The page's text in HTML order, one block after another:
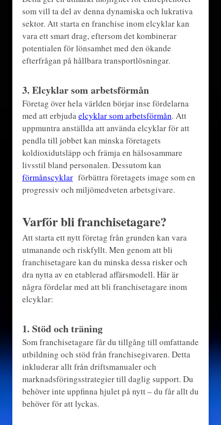
som vill ta del av denna dynamiska och lukrativa
sektor. Att starta en franchise inom elcyklar kan
vara ett smart drag, eftersom det kombinerar
potentialen för lönsamhet med den ökande
efterfrågan på hållbara transportlösningar.
3. Elcyklar som arbetsförmån
Företag över hela världen börjar inse fördelarna
med att erbjuda elcyklar som arbetsförmån. Att
uppmuntra anställda att använda elcyklar för att
pendla till jobbet kan minska företagets
koldioxidutsläpp och främja en hälsosammare
livsstil bland personalen. Dessutom kan
förmånscyklarförbättra företagets image som en
progressiv och miljömedveten arbetsgivare.
Varför bli franchisetagare?
Att starta ett nytt företag från grunden kan vara
utmanande och riskfyllt. Men genom att bli
franchisetagare kan du minska dessa risker och
dra nytta av en etablerad affärsmodell. Här är
några fördelar med att bli franchisetagare inom
elcyklar:
1. Stöd och träning
Som franchisetagare får du tillgång till omfattande
utbildning och stöd från franchisegivaren. Detta
inkluderar allt från driftsmanualer och
marknadsföringsstrategier till daglig support. Du
behöver inte uppfinna hjulet på nytt – du får allt du
behöver för att lyckas.